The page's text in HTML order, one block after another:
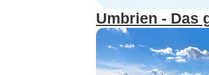
Umbrien - Das